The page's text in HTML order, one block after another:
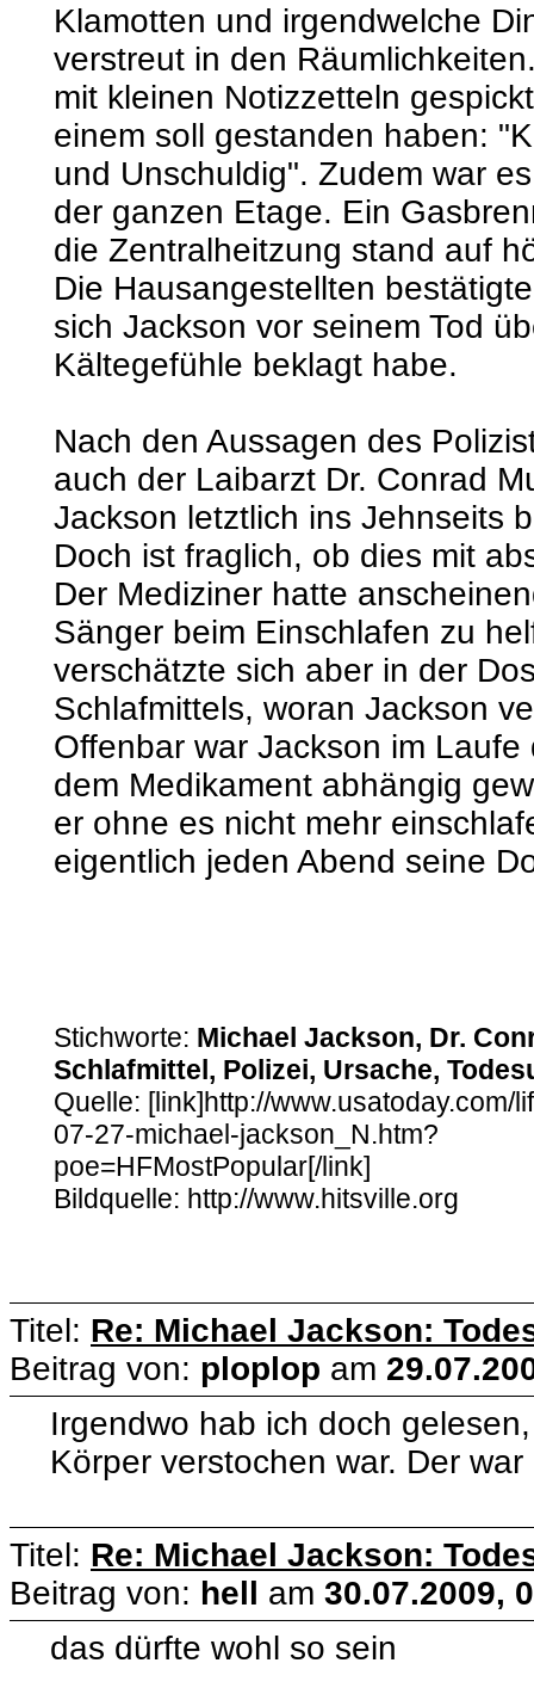
Klamotten und irgendwelche
verstreut in den
mit kleinen Notizzetteln
einem soll gestanden haben:
und Unschuldig". Zudem war
der ganzen Etage. Ein
die Zentralheitzung stand auf
Die Hausangestellten
sich Jackson vor seinem Tod
Kältegefühle beklagt habe.
Nach den Aussagen des
auch der Laibarzt Dr. Conrad
Jackson letztlich ins Jehnseits
Doch ist fraglich, ob dies mit
Der Mediziner hatte
Sänger beim Einschlafen zu
verschätzte sich aber in der
Schlafmittels, woran Jackson
Offenbar war Jackson im Laufe
dem Medikament abhängig
er ohne es nicht mehr
eigentlich jeden Abend seine
Stichworte: Michael Jackson, Dr.
Schlafmittel, Polizei, Ursache,
Quelle: [link]http://www.usatoday.com/
07-27-michael-jackson_N.htm?
poe=HFMostPopular[/link]
Bildquelle: http://www.hitsville.org
Titel: Re: Michael Jackson:
Beitrag von: ploplop am
Irgendwo hab ich doch
Körper verstochen war. Der
Titel: Re: Michael Jackson:
Beitrag von: hell am 30.07.2009,
das dürfte wohl so sein